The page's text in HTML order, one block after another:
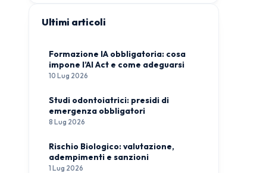
Ultimi articoli
Formazione IA obbligatoria: cosa
impone l’AI Act e come adeguarsi
10 Lug 2026
Studi odontoiatrici: presidi di
emergenza obbligatori
8 Lug 2026
Rischio Biologico: valutazione,
adempimenti e sanzioni
1 Lug 2026